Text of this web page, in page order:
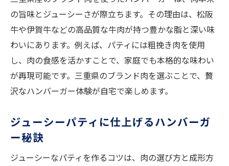
の旨味とジューシーさが際立ちます。その理由は、松阪
牛や伊賀牛などの高品質な牛肉が持つ豊かな脂と深い味
わいにあります。例えば、パティには粗挽き肉を使用
し、肉の食感を活かすことで、家庭でも本格的な味わい
が再現可能です。三重県のブランド肉を選ぶことで、贅
沢なハンバーガー体験が自宅で楽しめます。
ジューシーパティに仕上げるハンバーガ
ー秘訣
ジューシーなパティを作るコツは、肉の選び方と成形方